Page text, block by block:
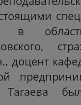
в
доцент